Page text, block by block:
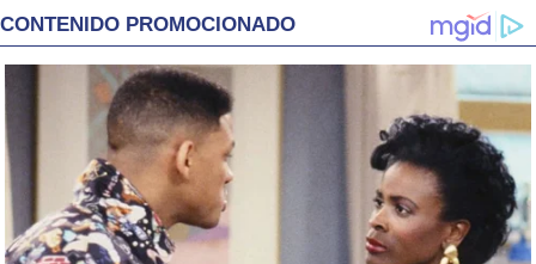
CONTENIDO PROMOCIONADO